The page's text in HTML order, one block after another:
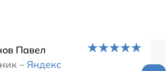
Павел
– Яндекс